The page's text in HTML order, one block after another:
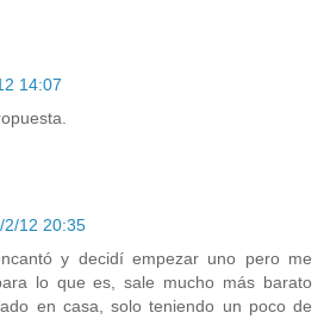
14:07
2/12 20:35
y decidí empezar uno pero me
lo que es, sale mucho más barato
en casa, solo teniendo un poco de